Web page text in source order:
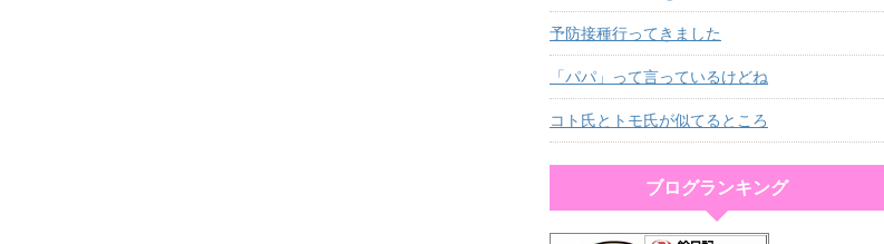
予防接種行ってきました
「パパ」って言っているけどね
コト氏とトモ氏が似てるところ
ブログランキング